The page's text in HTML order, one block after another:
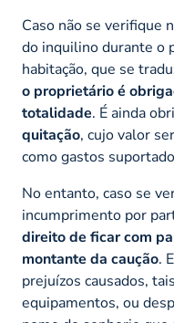
Caso não se verifique
do inquilino durante o
habitação, que se
o proprietário é
totalidade. É ainda
quitação, cujo valor
como gastos
No entanto, caso se
incumprimento por
direito de ficar com
montante da caução.
prejuízos causados,
equipamentos, ou